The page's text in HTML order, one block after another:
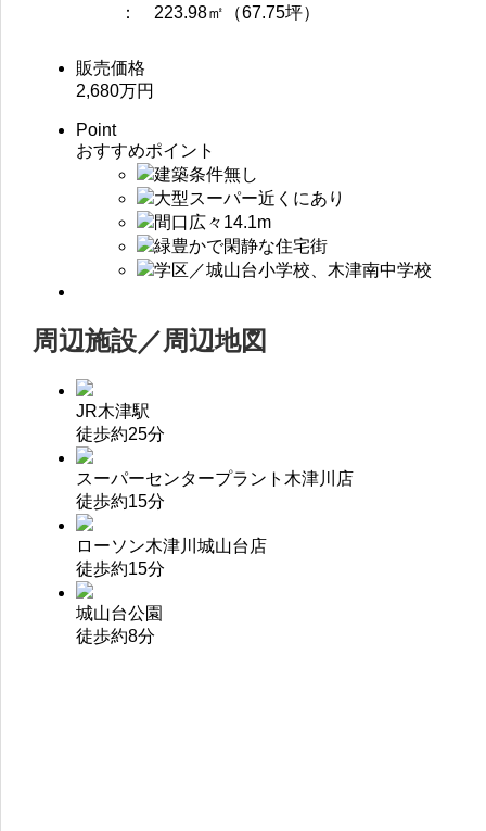
： 223.98㎡（67.75坪）
販売価格
2,680万円
Point
おすすめポイント
建築条件無し
大型スーパー近くにあり
間口広々14.1m
緑豊かで閑静な住宅街
学区／城山台小学校、木津南中学校
周辺施設／周辺地図
JR木津駅
徒歩約25分
スーパーセンタープラント木津川店
徒歩約15分
ローソン木津川城山台店
徒歩約15分
城山台公園
徒歩約8分